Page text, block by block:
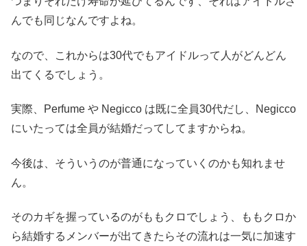
んでも同じなんですよね。
なので、これからは30代でもアイドルって人がどんどん
出てくるでしょう。
実際、Perfume や Negicco は既に全員30代だし、Negicco
にいたっては全員が結婚だってしてますからね。
今後は、そういうのが普通になっていくのかも知れませ
ん。
そのカギを握っているのがももクロでしょう、ももクロか
ら結婚するメンバーが出てきたらその流れは一気に加速す